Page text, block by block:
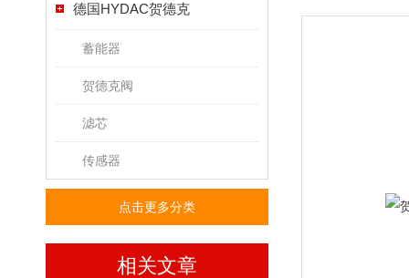
德国HYDAC贺德克
蓄能器
贺德克阀
滤芯
传感器
点击更多分类
相关文章